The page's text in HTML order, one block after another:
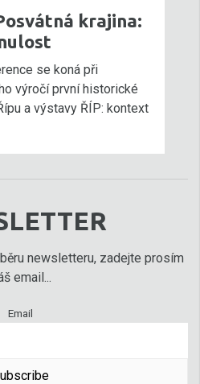
krajina:
se koná při
výročí první historické
a výstavy ŘÍP: kontext
newsletteru, zadejte prosím
email...
Email